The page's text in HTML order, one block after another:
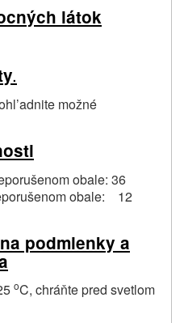
látok
.
možné
obale: 36
obale: 12
podmienky a
oC, chráňte pred svetlom